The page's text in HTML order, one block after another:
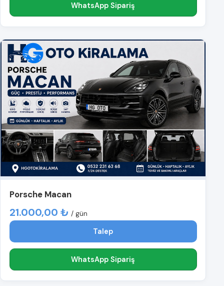
WhatsApp Sipariş
Porsche Macan
21.000,00 ₺ / gün
Talep
WhatsApp Sipariş